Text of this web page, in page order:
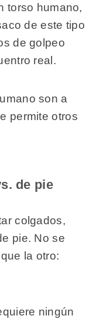
torso humano,
de este tipo
de golpeo
real.
son a
permite otros
de pie
colgados,
pie. No se
la otro:
ningún